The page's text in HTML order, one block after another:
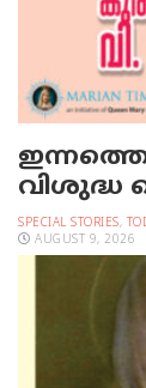
വിശുദ്ധ
SPECIAL STORIES,
AUGUST 9, 2026